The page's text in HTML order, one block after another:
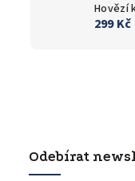
Hovězí
299 Kč
Odebírat